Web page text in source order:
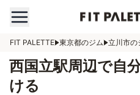
FIT PALETTE 東京都のジム 立川市の
西国立駅周辺で自
ける